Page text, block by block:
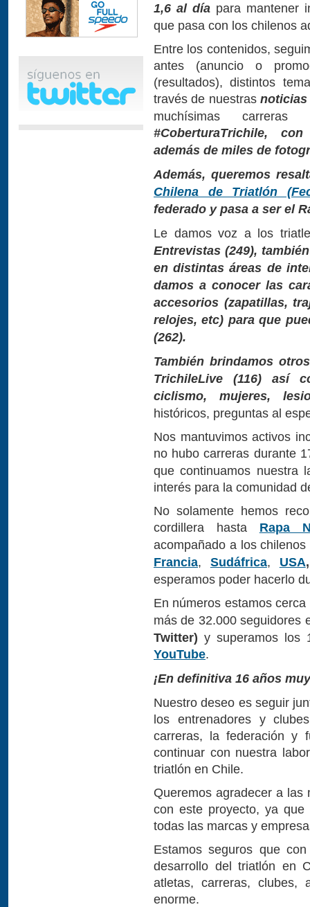
1,6 al día para mantener
que pasa con los chilenos
Entre los contenidos,
antes (anuncio o
(resultados), distintos
través de nuestrasnoticias
muchísimas
#CoberturaTrichile,
además de miles de
Además, queremos
Chilena de Triatlón
federado y pasa a ser el
Le damos voz a los
Entrevistas (249),
en distintas áreas de
damos a conocer las
accesorios (zapatillas,
relojes, etc) para que
(262).
También brindamos
TrichileLive (116) así
ciclismo, mujeres,
históricos, preguntas al
Nos mantuvimos activos
no hubo carreras durante
que continuamos nuestra
interés para la comunidad
No solamente hemos
cordillera hasta Rapa
acompañado a los
Francia, Sudáfrica, USA,
esperamos poder hacerlo
En números estamos
más de 32.000 seguidores
Twitter) y superamos los
YouTube.
¡En definitiva 16 años
Nuestro deseo es seguir
los entrenadores y
carreras, la federación y
continuar con nuestra
triatlón en Chile.
Queremos agradecer a las
con este proyecto, ya
todas las marcas y
Estamos seguros que
desarrollo del triatlón en
atletas, carreras, clubes,
enorme.